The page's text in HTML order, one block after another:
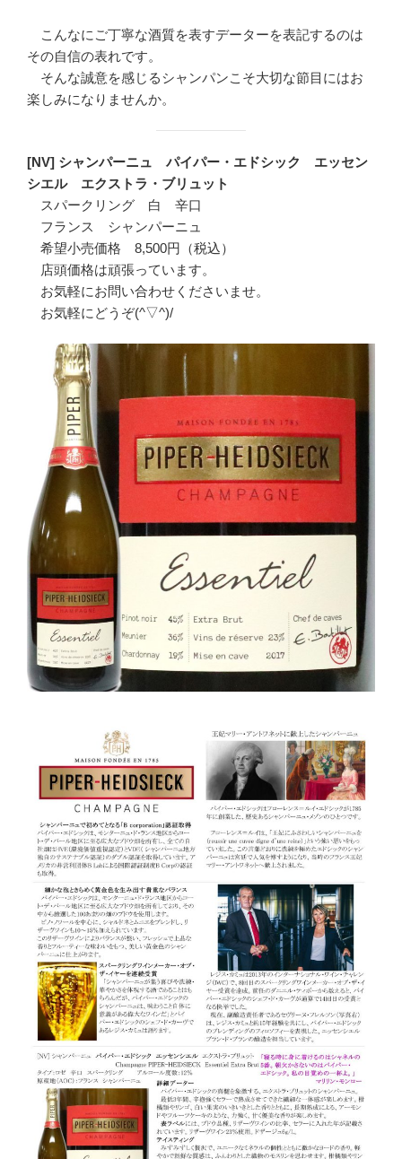
こんなにご丁寧な酒質を表すデーターを表記するのは
その自信の表れです。
そんな誠意を感じるシャンパンこそ大切な節目にはお
楽しみになりませんか。
[NV] シャンパーニュ パイパー・エドシック エッセン
シエル エクストラ・ブリュット
スパークリング 白 辛口
フランス シャンパーニュ
希望小売価格 8,500円（税込）
店頭価格は頑張っています。
お気軽にお問い合わせくださいませ。
お気軽にどうぞ(^▽^)/